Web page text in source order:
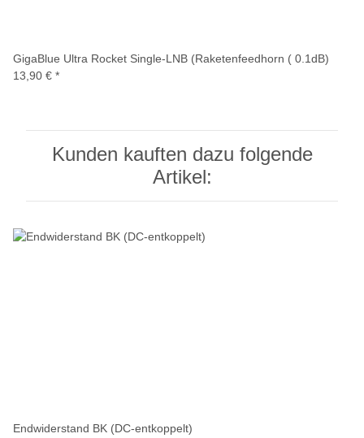
GigaBlue Ultra Rocket Single-LNB (Raketenfeedhorn ( 0.1dB)
13,90 € *
Kunden kauften dazu folgende
Artikel:
Endwiderstand BK (DC-entkoppelt)